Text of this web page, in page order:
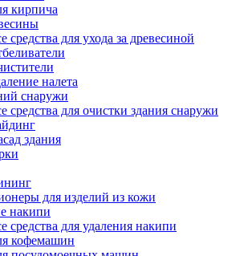
кирпича
средства для ухода за древесиной
налета
снаружи
средства для очистки здания снаружи
здания
для изделий из кожи
накипи
средства для удаления накипи
кофемашин